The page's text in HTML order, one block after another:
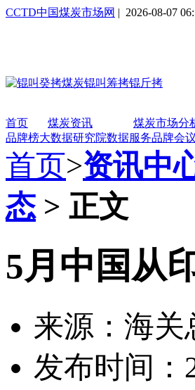
CCTD中国煤炭市场网 | 2026-08-07
首页 煤炭资讯 煤炭市场分
品牌榜大数据研究院数据服务品牌会议
首页>资讯中
态 > 正文
5月中国从
来源：海关
发布时间：